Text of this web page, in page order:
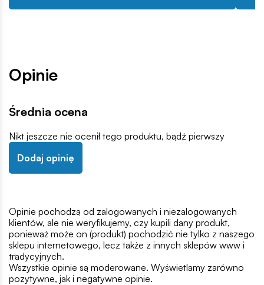
Opinie
Średnia ocena
Nikt jeszcze nie ocenił tego produktu, bądź pierwszy
Dodaj opinię
Opinie pochodzą od zalogowanych i niezalogowanych
klientów, ale nie weryfikujemy, czy kupili dany produkt,
ponieważ może on (produkt) pochodzić nie tylko z naszego
sklepu internetowego, lecz także z innych sklepów www i
tradycyjnych.
Wszystkie opinie są moderowane. Wyświetlamy zarówno
pozytywne, jak i negatywne opinie.